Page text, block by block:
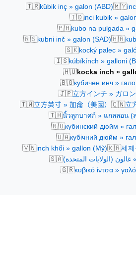
🇹🇷kübik inç » galon (ABD)🇲🇾
🇮🇩inci kubik »
🇵🇭kubo na pulgada »
🇷🇸kubni inč » galon (SAD)🇭🇷
🇸🇰kocký palec »
🇮🇸kúbíkínch » galloni
🇭🇺kocka inch »
🇧🇬кубичен инч »
🇯🇵立方インチ » ガロン
🇹🇼立方英寸 » 加侖（美國） 🇨🇳立
🇹🇭นิ้วลูกบาศก์ » แกลลอน (
🇷🇺кубинский дюйм »
🇺🇦кубічний дюйм »
🇻🇳inch khối » gallon (Mỹ)🇰🇷세
🇸🇦(الولايات المتحدة)
🇬🇷κυβικό ίντσα »